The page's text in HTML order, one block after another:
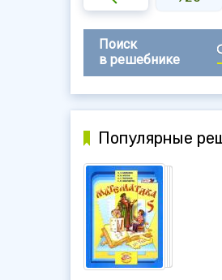
Поиск
в решебнике
Популярные